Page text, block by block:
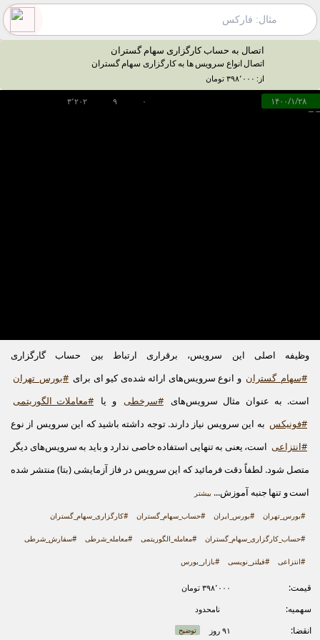
اتصال به حساب کارگزاری سهام گستران
اتصال انواع سرویس ها به کارگزاری سهام گستران
از: ۳۹۸٬۰۰۰ تومان
۱۴۰۰/۱/۲۸ ۰ ۹ ۳٬۲۰۲
وظیفه اصلی این سرویس، برقراری ارتباط بین حساب گارگزاری
#سهام_گستران و انوع سرویس‌های ارائه شده‌ی کیو ای برای #بورس_تهران
است. به عنوان مثال سرویس‌های #سرخطی و یا
#معاملات_الگوریتمی
#فونیکس به این سرویس نیاز دارند. توجه داشته باشید که این سرویس از نوع
#انتزاعی است، یعنی به تنهایی استفاده خاصی ندارد و باید به سرویس‌های دیگر
متصل شود. لطفاً دقت فرمائید که این سرویس در فاز آزمایشی (بتا) منتشر شده
است و تنها جنبه آموزش... بیشتر
#بورس_تهران #بورس_ایران #حساب_سهام_گستران #کارگزاری_سهام_گستران
#حساب_کارگزاری_سهام_گستران #معامله_الگوریتمی #معامله_شرطی #سفارش_شرطی
#انتزاعی #فیلتر_نویسی #بازار_بورس
قیمت: ۳۹۸٬۰۰۰ تومان
سهمیه: نامحدود
انقضا: ۹۱ روز توضیح